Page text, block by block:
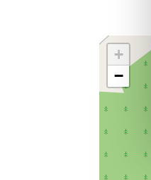
+
−